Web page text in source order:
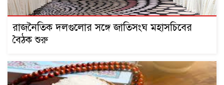
রাজনৈতিক দলগুলোর সঙ্গে জাতিসংঘ মহাসচিবের
বৈঠক শুরু